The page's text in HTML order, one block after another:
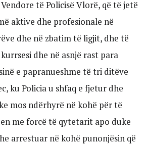
të Policisë Vlorë, që të jetë
aktive dhe profesionale në
dhe në zbatim të ligjit, dhe të
dhe në asnjë rast para
e papranueshme të tri ditëve
ku Policia u shfaq e fjetur dhe
mos ndërhyrë në kohë për të
me forcë të qytetarit apo duke
arrestuar në kohë punonjësin që